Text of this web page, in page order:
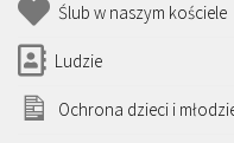
Ślub w naszym kościele
Ludzie
Ochrona dzieci i